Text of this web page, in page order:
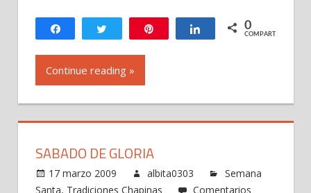
Compartir Twittear Compartir
0
COMPARTIR
Continue reading »
SABADO DE GLORIA
17 marzo 2009 albita0303
Semana
Santa, Tradiciones Chapinas
Comentarios